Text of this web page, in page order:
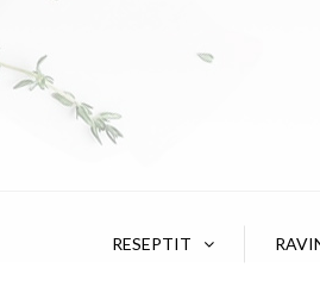
RESEPTIT